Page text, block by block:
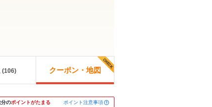
(106) クーポン・地図
分のポイントがたまる ポイント注意事項